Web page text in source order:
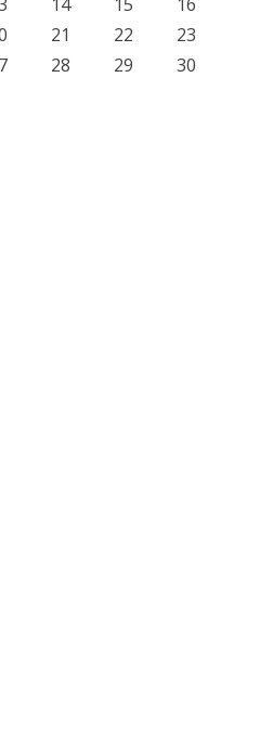
21 22
23
28 29
30